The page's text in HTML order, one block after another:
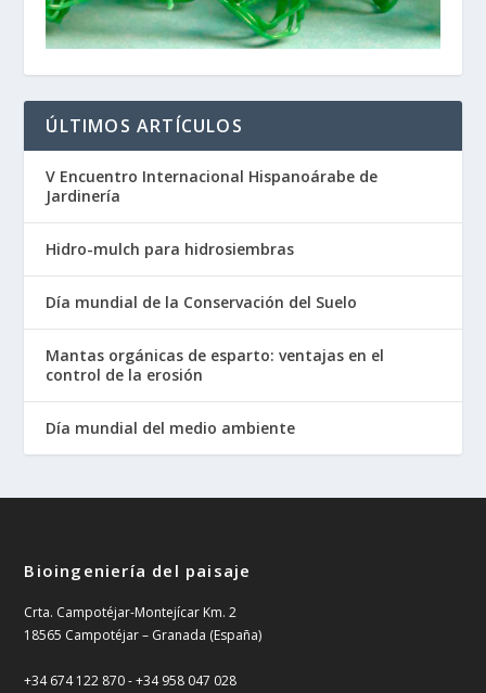
ÚLTIMOS ARTÍCULOS
V Encuentro Internacional Hispanoárabe de
Jardinería
Hidro-mulch para hidrosiembras
Día mundial de la Conservación del Suelo
Mantas orgánicas de esparto: ventajas en el
control de la erosión
Día mundial del medio ambiente
Bioingeniería del paisaje
Crta. Campotéjar-Montejícar Km. 2
18565 Campotéjar – Granada (España)
+34 674 122 870 - ‎+34 958 047 028